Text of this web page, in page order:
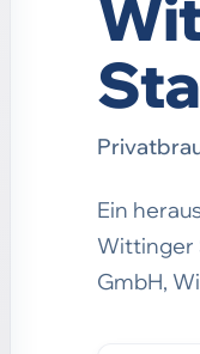
Ein
Wittinger
GmbH,